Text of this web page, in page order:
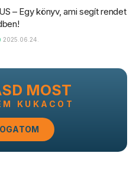
– Egy könyv, ami segít rendet
2025.06.24.
MOST
KUKACOT